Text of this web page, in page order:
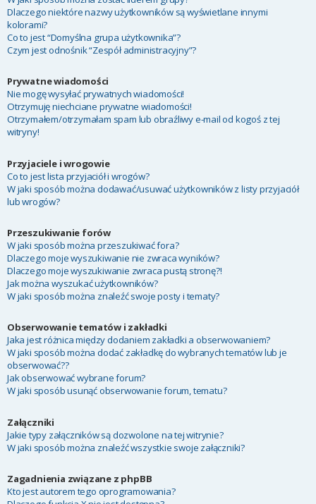
Dlaczego niektóre nazwy użytkowników są wyświetlane innymi
kolorami?
Co to jest “Domyślna grupa użytkownika”?
Czym jest odnośnik “Zespół administracyjny”?
Prywatne wiadomości
Nie mogę wysyłać prywatnych wiadomości!
Otrzymuję niechciane prywatne wiadomości!
Otrzymałem/otrzymałam spam lub obraźliwy e-mail od kogoś z tej
witryny!
Przyjaciele i wrogowie
Co to jest lista przyjaciół i wrogów?
W jaki sposób można dodawać/usuwać użytkowników z listy przyjaciół
lub wrogów?
Przeszukiwanie forów
W jaki sposób można przeszukiwać fora?
Dlaczego moje wyszukiwanie nie zwraca wyników?
Dlaczego moje wyszukiwanie zwraca pustą stronę?!
Jak można wyszukać użytkowników?
W jaki sposób można znaleźć swoje posty i tematy?
Obserwowanie tematów i zakładki
Jaka jest różnica między dodaniem zakładki a obserwowaniem?
W jaki sposób można dodać zakładkę do wybranych tematów lub je
obserwować??
Jak obserwować wybrane forum?
W jaki sposób usunąć obserwowanie forum, tematu?
Załączniki
Jakie typy załączników są dozwolone na tej witrynie?
W jaki sposób można znaleźć wszystkie swoje załączniki?
Zagadnienia związane z phpBB
Kto jest autorem tego oprogramowania?